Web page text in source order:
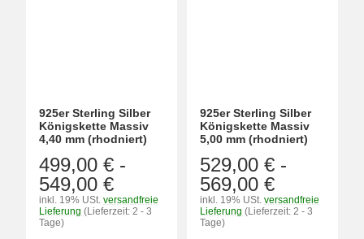
925er Sterling Silber
Königskette Massiv
4,40 mm (rhodniert)
499,00 € -
549,00 €
inkl. 19% USt. versandfreie
Lieferung (Lieferzeit: 2 - 3
Tage)
925er Sterling Silber
Königskette Massiv
5,00 mm (rhodniert)
529,00 € -
569,00 €
inkl. 19% USt. versandfreie
Lieferung (Lieferzeit: 2 - 3
Tage)